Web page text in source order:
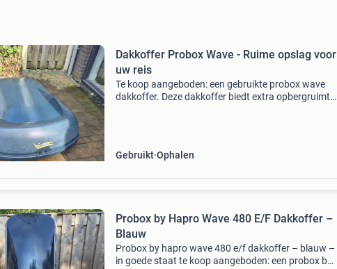
Dakkoffer Probox Wave - Ruime opslag voor
uw reis
Te koop aangeboden: een gebruikte probox wave
dakkoffer. Deze dakkoffer biedt extra opbergruimte
Gebruikt Ophalen
Probox by Hapro Wave 480 E/F Dakkoffer –
Blauw
Probox by hapro wave 480 e/f dakkoffer – blauw –
in goede staat te koop aangeboden: een probox by